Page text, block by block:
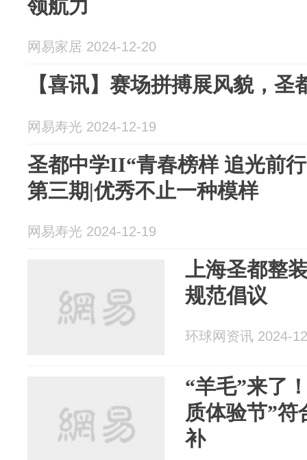
领航力
网易家居 2024-12-20
【喜讯】赛场拼搏展风貌，圣
网易寿光 2024-12-19
圣都中学II“青春榜样 追光前
第三期|优秀不止一种模样
网易寿光 2024-12-19
上海圣都整
规范倡议
环球网资讯 2024-
“羊毛”来了
质体验节”符
补